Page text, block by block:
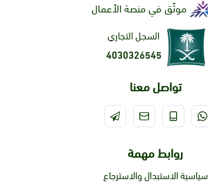
موثّق في منصة الأعمال
السجل التجاري
4030326545
تواصل معنا
روابط مهمة
سياسية الاستبدال والاسترجاع